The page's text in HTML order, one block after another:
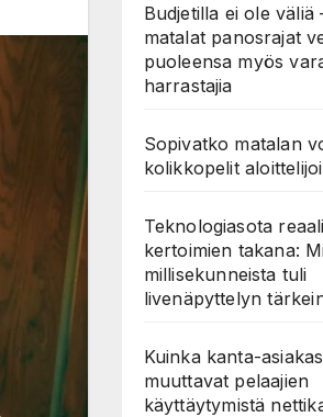
Budjetilla ei ole väliä
matalat panosrajat
puoleensa myös
harrastajia
Sopivatko matalan
kolikkopelit
Teknologiasota
kertoimien takana:
millisekunneista tuli
livenäpyttelyn
Kuinka kanta-
muuttavat pelaajien
käyttäytymistä